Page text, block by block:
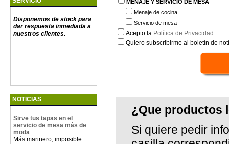
Disponemos de stock para
dar respuesta inmediada a
nuestros clientes.
NOTICIAS
Sirve tus tapas en el
servicio de mesa más de
moda
Más marinero, imposible.
MENAJE Y SERVICIO DE MESA
Menaje de cocina
Servicio de mesa
Acepto la Política de Privacidad
Quiero subscribirme al boletín de
¿Que productos
Si quiere pedir